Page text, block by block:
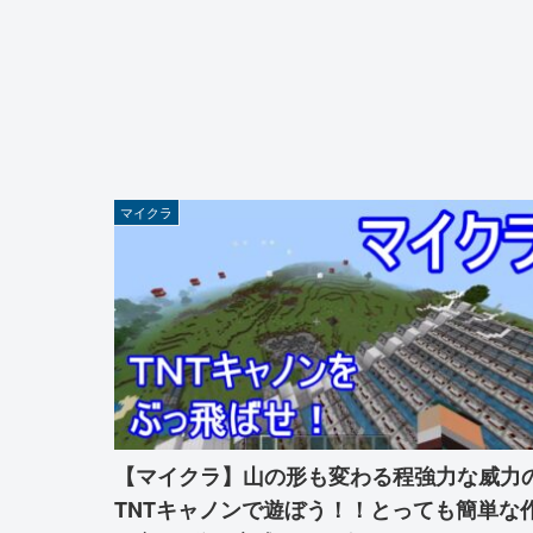
マイクラ
【マイクラ】山の形も変わる程強力な威力
TNTキャノンで遊ぼう！！とっても簡単な